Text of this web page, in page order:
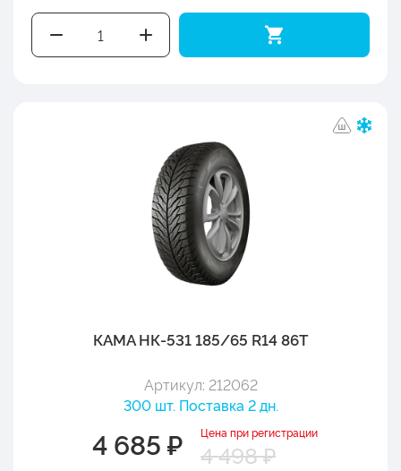
КАМА НК-531 185/65 R14 86T
Артикул: 212062
300 шт. Поставка 2 дн.
4 685 ₽ Цена при регистрации
4 498 ₽